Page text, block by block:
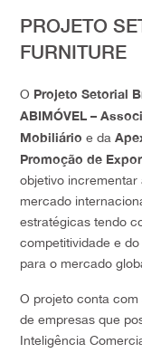
PROJETO
FURNITURE
O Projeto Setorial
ABIMÓVEL –
Mobiliário e da
Promoção de
objetivo
mercado
estratégicas tendo
competitividade e
para o mercado
O projeto conta
de empresas que
Inteligência